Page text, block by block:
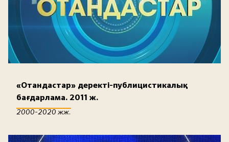
«Отандастар» деректі-публицистикалық
бағдарлама. 2011 ж.
2000-2020 жж.